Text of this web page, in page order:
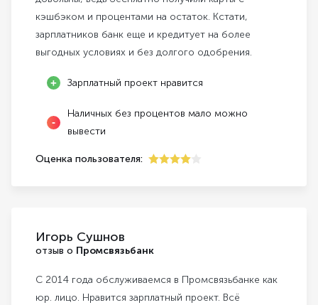
кэшбэком и процентами на остаток. Кстати,
зарплатников банк еще и кредитует на более
выгодных условиях и без долгого одобрения.
Зарплатный проект нравится
Наличных без процентов мало можно
вывести
Оценка пользователя:
Игорь Сушнов
отзыв о Промсвязьбанк
С 2014 года обслуживаемся в Промсвязьбанке как
юр. лицо. Нравится зарплатный проект. Всё